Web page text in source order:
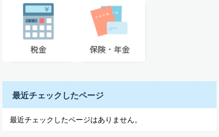
最近チェックしたページ
最近チェックしたページはありません。